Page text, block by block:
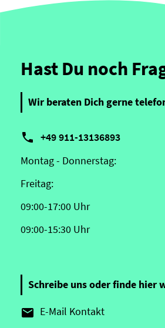
Hast Du noch
Wir beraten Dich gerne
 +49 911-13136893
Montag - Donnerstag:
Freitag:
09:00-17:00 Uhr
09:00-15:30 Uhr
Schreibe uns oder finde hier
 E-Mail Kontakt